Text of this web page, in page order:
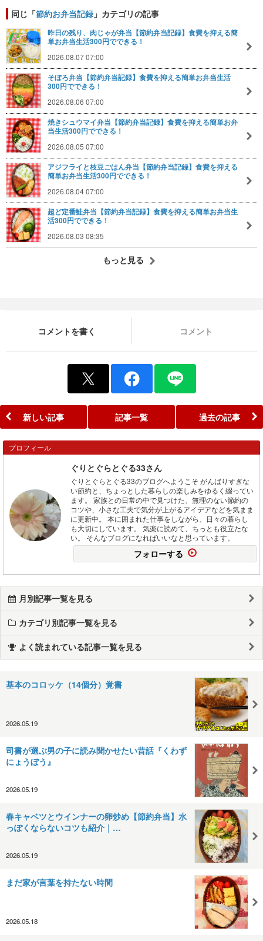
同じ「節約お弁当記録 」カテゴリの記事
昨日の残り、肉じゃが弁当【節約弁当記録】食費を抑える簡
単お弁当生活300円でできる！
2026.08.07 07:00
そぼろ弁当【節約弁当記録】食費を抑える簡単お弁当生活
300円でできる！
2026.08.06 07:00
焼きシュウマイ弁当【節約弁当記録】食費を抑える簡単お弁
当生活300円でできる！
2026.08.05 07:00
アジフライと枝豆ごはん弁当【節約弁当記録】食費を抑える
簡単お弁当生活300円でできる！
2026.08.04 07:00
超ど定番鮭弁当【節約弁当記録】食費を抑える簡単お弁当生
活300円でできる！
2026.08.03 08:35
もっと見る
コメントを書く コメント
新しい記事 記事一覧 過去の記事
プロフィール
ぐりとぐらとぐる33さん
ぐりとぐらとぐる33のブログへようこそ がんばりすぎな
い節約と、ちょっとした暮らしの楽しみをゆるく綴ってい
ます。 家族との日常の中で見つけた、無理のない節約の
コツや、小さな工夫で気分が上がるアイデアなどを気まま
に更新中。 本に囲まれた仕事をしながら、日々の暮らし
も大切にしています。 気楽に読めて、ちっとも役立たな
い。 そんなブログになればいいなと思っています。
フォローする
月別記事一覧を見る
カテゴリ別記事一覧を見る
よく読まれている記事一覧を見る
基本のコロッケ（14個分）覚書
2026.05.19
司書が選ぶ男の子に読み聞かせたい昔話『くわず
にょうぼう』
2026.05.19
春キャベツとウインナーの卵炒め【節約弁当】水
っぽくならないコツも紹介｜…
2026.05.19
まだ家が言葉を持たない時間
2026.05.18